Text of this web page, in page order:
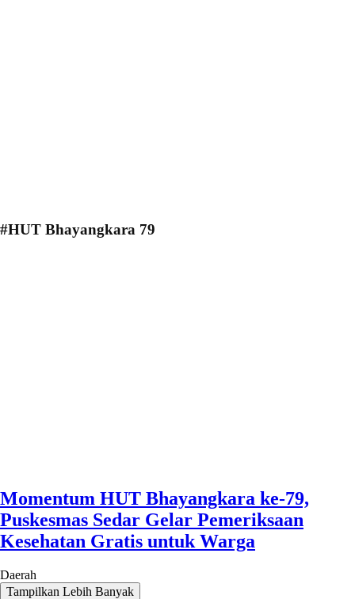
#HUT Bhayangkara 79
Momentum HUT Bhayangkara ke-79,
Puskesmas Sedar Gelar Pemeriksaan
Kesehatan Gratis untuk Warga
Daerah
Tampilkan Lebih Banyak